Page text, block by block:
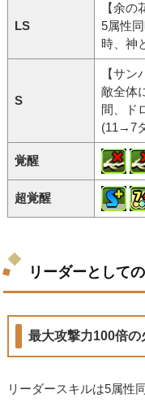
LS
【余の
5属性
時、神
S
【サン
敵全体
間、ド
(11→7
覚醒
超覚醒
リーダーとして
最大攻撃力100倍の
リーダースキルは5属性